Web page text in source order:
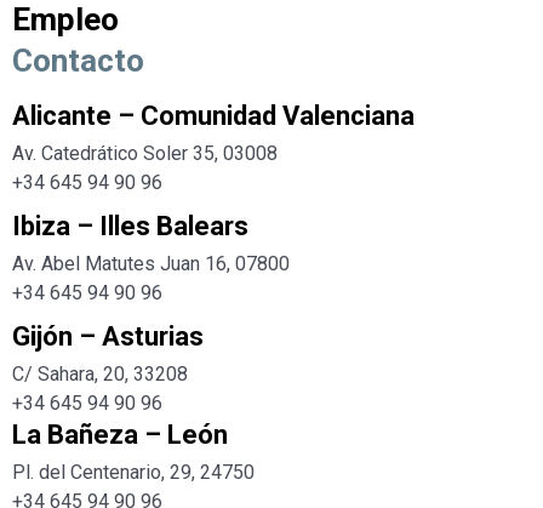
Empleo
Contacto
Alicante – Comunidad Valenciana
Av. Catedrático Soler 35, 03008
+34 645 94 90 96
Ibiza – Illes Balears
Av. Abel Matutes Juan 16, 07800
+34 645 94 90 96
Gijón – Asturias
C/ Sahara, 20, 33208
+34 645 94 90 96
La Bañeza – León
Pl. del Centenario, 29, 24750
+34 645 94 90 96